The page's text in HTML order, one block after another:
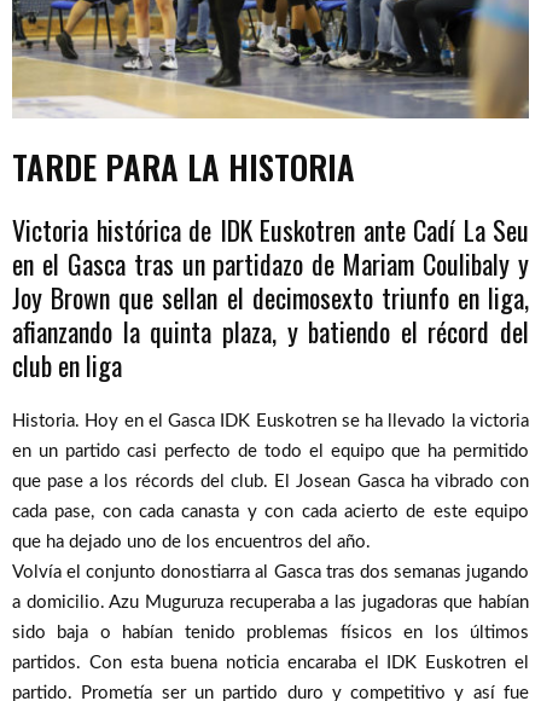
TARDE PARA LA HISTORIA
Victoria histórica de IDK Euskotren ante Cadí La Seu
en el Gasca tras un partidazo de Mariam Coulibaly y
Joy Brown que sellan el decimosexto triunfo en liga,
afianzando la quinta plaza, y batiendo el récord del
club en liga
Historia. Hoy en el Gasca IDK Euskotren se ha llevado la victoria
en un partido casi perfecto de todo el equipo que ha permitido
que pase a los récords del club. El Josean Gasca ha vibrado con
cada pase, con cada canasta y con cada acierto de este equipo
que ha dejado uno de los encuentros del año.
Volvía el conjunto donostiarra al Gasca tras dos semanas jugando
a domicilio. Azu Muguruza recuperaba a las jugadoras que habían
sido baja o habían tenido problemas físicos en los últimos
partidos. Con esta buena noticia encaraba el IDK Euskotren el
partido. Prometía ser un partido duro y competitivo y así fue